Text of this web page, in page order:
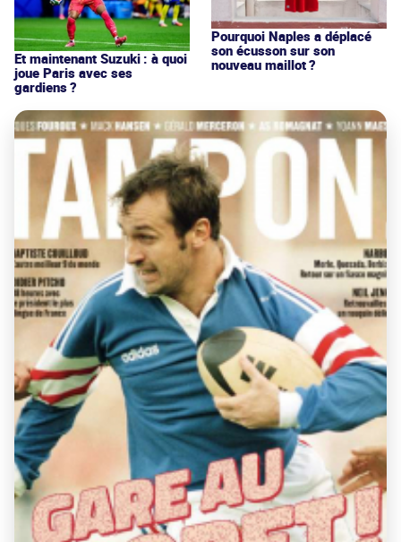
Et maintenant Suzuki : à quoi
joue Paris avec ses
gardiens ?
Pourquoi Naples a déplacé
son écusson sur son
nouveau maillot ?